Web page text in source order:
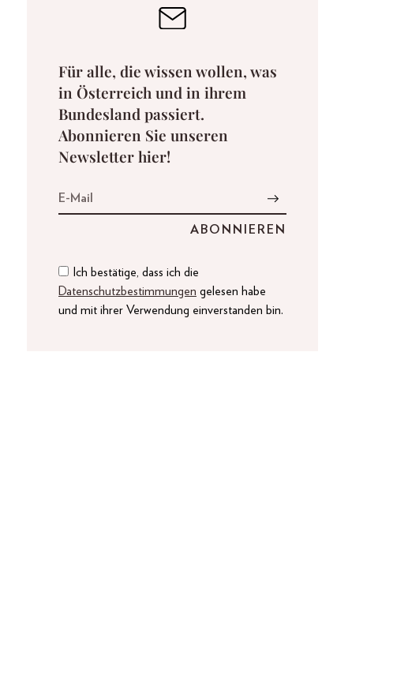
Für alle, die wissen wollen, was
in Österreich und in ihrem
Bundesland passiert.
Abonnieren Sie unseren
Newsletter hier!
Ich bestätige, dass ich die
Datenschutzbestimmungen gelesen habe
und mit ihrer Verwendung einverstanden bin.